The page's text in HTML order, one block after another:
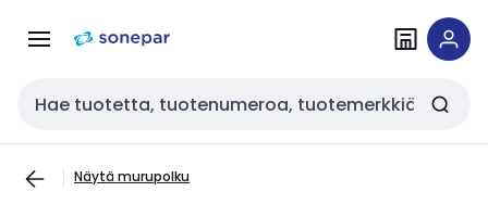
navigointiinsisältöön
Haku
Näytä murupolku